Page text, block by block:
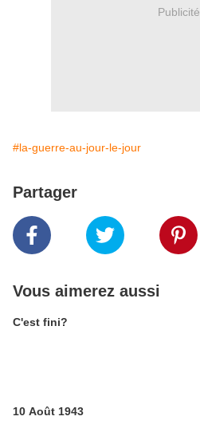
Publicité
#la-guerre-au-jour-le-jour
Partager
Vous aimerez aussi
C'est fini?
10 Août 1943